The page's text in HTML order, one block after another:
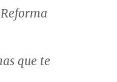
que te